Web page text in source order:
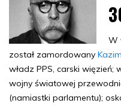
W
został zamordowany
władz PPS, carski więzień;
wojny światowej
(namiastki parlamentu);